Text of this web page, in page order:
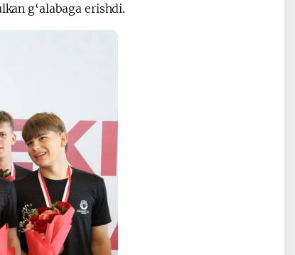
g‘alabaga erishdi.